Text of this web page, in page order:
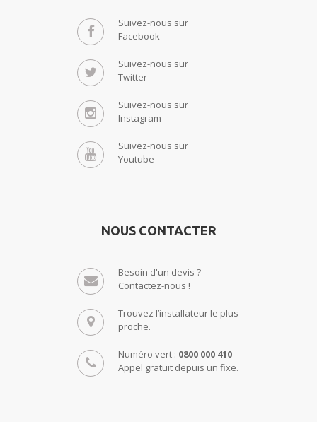
Suivez-nous sur
Facebook
Suivez-nous sur
Twitter
Suivez-nous sur
Instagram
Suivez-nous sur
Youtube
NOUS CONTACTER
Besoin d'un devis ?
Contactez-nous !
Trouvez l’installateur le plus
proche.
Numéro vert : 0800 000 410
Appel gratuit depuis un fixe.